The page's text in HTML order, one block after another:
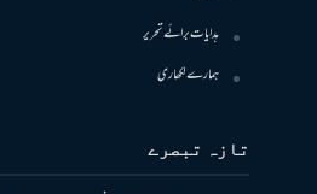
ہدایات برائے تحریر
ہمارے لکھاری
تازہ تبصرے